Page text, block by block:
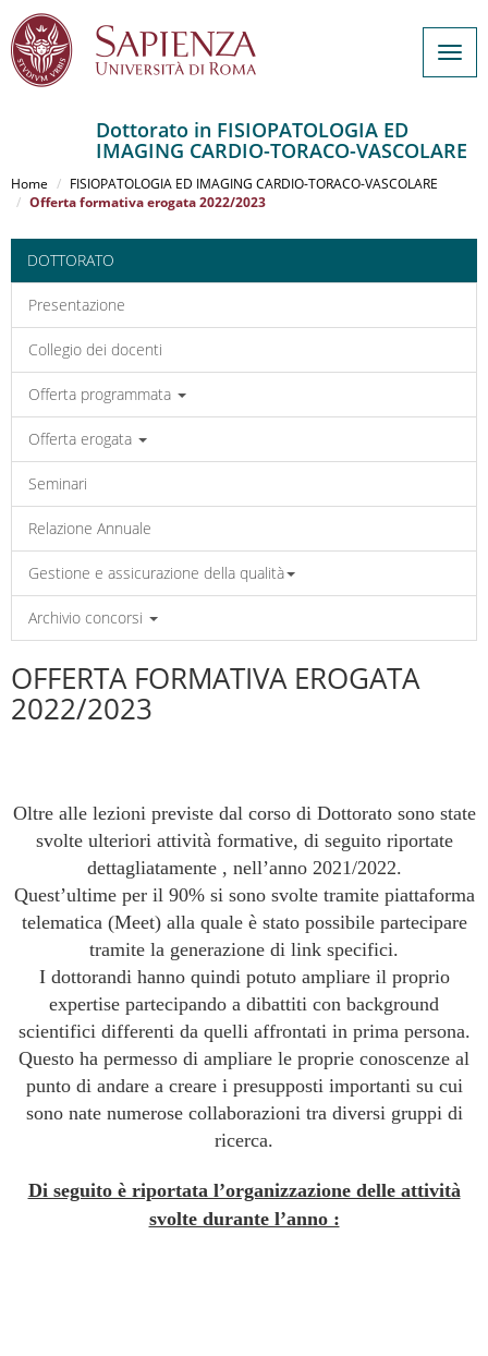
al
contenuto
Dottorato in FISIOPATOLOGIA ED
IMAGING CARDIO-TORACO-VASCOLARE
Home
FISIOPATOLOGIA ED IMAGING CARDIO-TORACO-VASCOLARE
Offerta formativa erogata 2022/2023
DOTTORATO
Presentazione
Collegio dei docenti
Offerta programmata
Offerta erogata
Seminari
Relazione Annuale
Gestione e assicurazione della qualità
Archivio concorsi
OFFERTA FORMATIVA EROGATA
2022/2023
Oltre alle lezioni previste dal corso di Dottorato sono state
svolte ulteriori attività formative, di seguito riportate
dettagliatamente , nell’anno 2021/2022.
Quest’ultime per il 90% si sono svolte tramite piattaforma
telematica (Meet) alla quale è stato possibile partecipare
tramite la generazione di link specifici.
I dottorandi hanno quindi potuto ampliare il proprio
expertise partecipando a dibattiti con background
scientifici differenti da quelli affrontati in prima persona.
Questo ha permesso di ampliare le proprie conoscenze al
punto di andare a creare i presupposti importanti su cui
sono nate numerose collaborazioni tra diversi gruppi di
ricerca.
Di seguito è riportata l’organizzazione delle attività
svolte durante l’anno :